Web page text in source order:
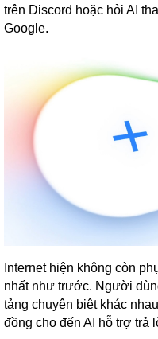
trên Discord hoặc hỏi AI
Google.
Internet hiện không còn
nhất như trước. Người
tảng chuyên biệt khác
đồng cho đến AI hỗ trợ trả